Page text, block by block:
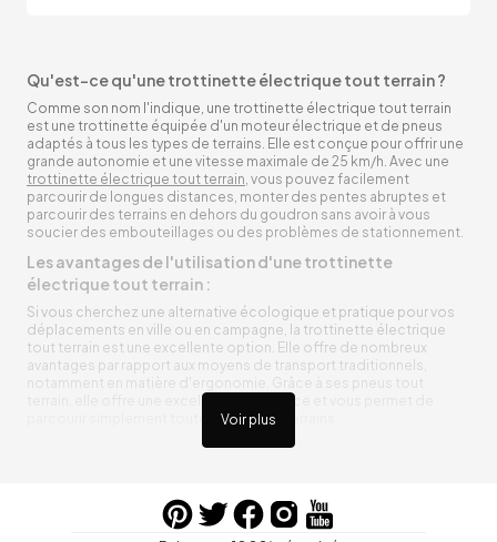
Voir plus
Qu'est-ce qu'une trottinette électrique tout terrain ?
Comme son nom l'indique, une trottinette électrique tout terrain
est une trottinette équipée d'un moteur électrique et de pneus
adaptés à tous les types de terrains. Elle est conçue pour offrir une
grande autonomie et une vitesse maximale de 25 km/h. Avec une
trottinette électrique tout terrain, vous pouvez facilement
parcourir de longues distances, monter des pentes abruptes et
parcourir des terrains en dehors du goudron sans avoir à vous
soucier des embouteillages ou des problèmes de stationnement.
Les avantages de l'utilisation d'une trottinette
électrique tout terrain :
Si vous cherchez une alternative écologique et pratique pour vos
déplacements en ville ou en campagne, la trottinette électrique
tout terrain est une excellente option. Elle offre de nombreux
avantages par rapport aux moyens de transport traditionnels,
notamment en matière d'ergonomie. Grâce à ses pneus tout
terrain, elle offre une excellente adhérence et vous permet de
parcourir simplement toutes sortes de terrains.
Trottinette électrique tout terrain ergonomique
entre vos trajets, vous n’aurez pas à vous soucier de l’état de sa
batterie. De plus, elle est équipée de pneus résistants qui peuvent